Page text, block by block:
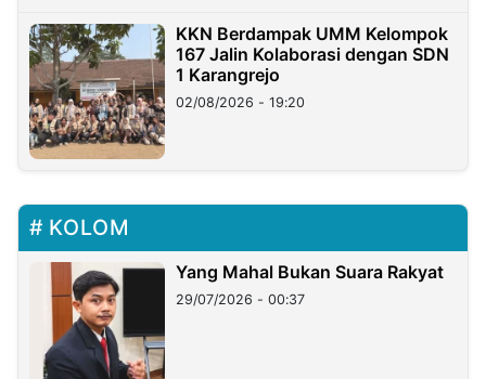
KKN Berdampak UMM Kelompok
167 Jalin Kolaborasi dengan SDN
1 Karangrejo
02/08/2026 - 19:20
KOLOM
Yang Mahal Bukan Suara Rakyat
29/07/2026 - 00:37